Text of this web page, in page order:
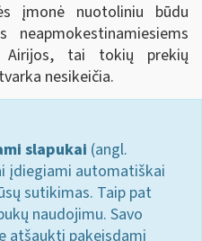
įmonė nuotoliniu būdu
Airijos, tai tokių prekių
nesikeičia.
slapukai (angl.
įdiegiami automatiškai
sutikimas. Taip pat
naudojimu. Savo
atšaukti pakeisdami